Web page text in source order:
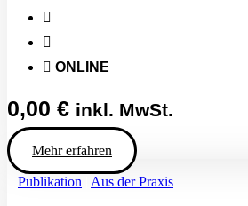
ONLINE
0,00 € inkl. MwSt.
Mehr erfahren
Publikation Aus der Praxis